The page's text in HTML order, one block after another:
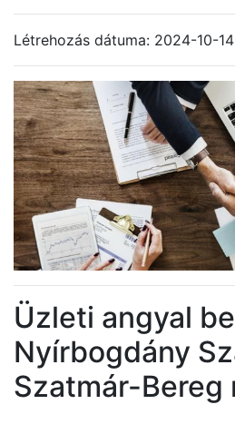
Létrehozás dátuma: 2024-10-
Üzleti angyal
Nyírbogdány
Szatmár-Bereg